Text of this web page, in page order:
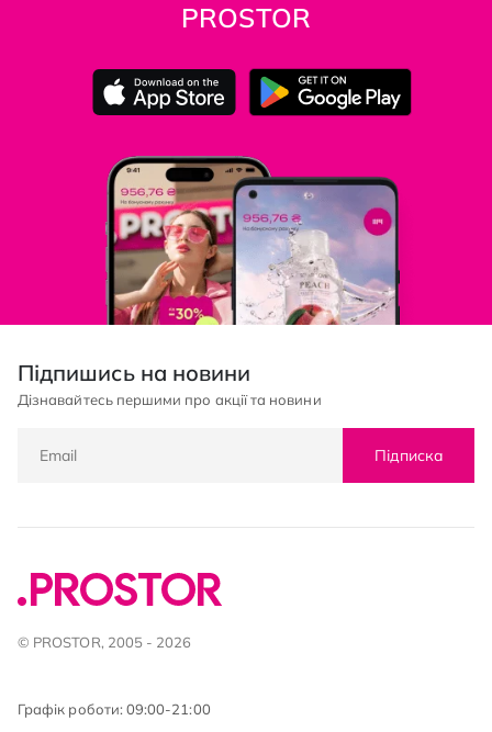
PROSTOR
Підпишись на новини
Дізнавайтесь першими про акції та новини
Підписка
© PROSTOR, 2005 - 2026
Графік роботи: 09:00-21:00